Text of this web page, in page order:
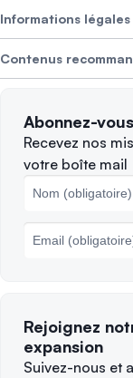
Gagner des revenus
Alpha Deals
Brand kit
À propos de SwissBorg
Offres d’emploi NOUS
Informations légales
Politique de
Plaintes
Politique des cookies
Contenus
Quand vendre ?
Principales
Abonnez-
Recevez nos
votre boîte mail
Rejoignez
expansion
Suivez-nous et